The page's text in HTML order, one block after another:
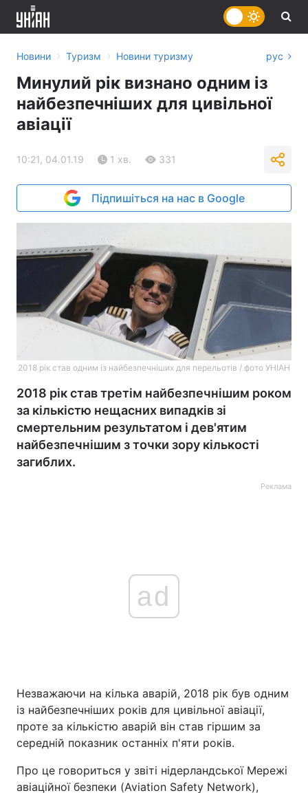
Україна Політика
Спорт Наука
Новини › Туризм › Новини туризму рус
Минулий рік визнано одним із
найбезпечніших для цивільної
авіації
10:21, 04.01.19 1 хв. 331
Підпишіться на нас в Google
2018 рік став одним із найбезпечніших для перельотів / фото УНІАН
2018 рік став третім найбезпечнішим роком
за кількістю нещасних випадків зі
смертельним результатом і дев'ятим
найбезпечнішим з точки зору кількості
загиблих.
Реклама
ad
Незважаючи на кілька аварій, 2018 рік був одним
із найбезпечніших років для цивільної авіації,
проте за кількістю аварій він став гіршим за
середній показник останніх п'яти років.
Про це говориться у звіті нідерландської Мережі
авіаційної безпеки (Aviation Safety Network),